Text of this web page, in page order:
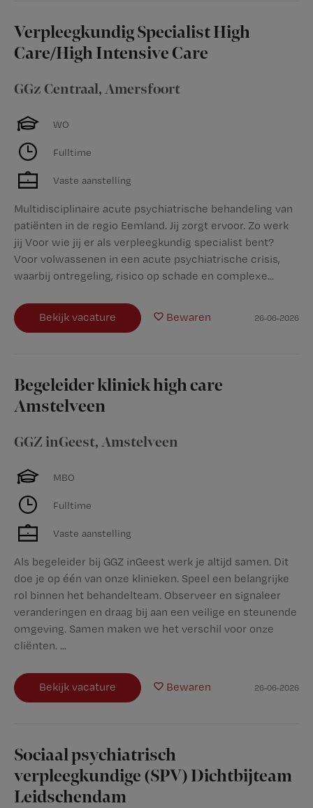
Verpleegkundig Specialist High
Care/High Intensive Care
GGz Centraal, Amersfoort
WO
Fulltime
Vaste aanstelling
Multidisciplinaire acute psychiatrische behandeling van
patiënten in de regio Eemland. Jij zorgt ervoor. Zo werk
jij Voor wie jij er als verpleegkundig specialist bent?
Voor volwassenen in een acute psychiatrische crisis,
waarbij ontregeling, risico op schade en complexe...
Bekijk vacature Bewaren 26-06-2026
Begeleider kliniek high care
Amstelveen
GGZ inGeest, Amstelveen
MBO
Fulltime
Vaste aanstelling
Als begeleider bij GGZ inGeest werk je altijd samen. Dit
doe je op één van onze klinieken. Speel een belangrijke
rol binnen het behandelteam. Observeer en signaleer
veranderingen en draag bij aan een veilige en steunende
omgeving. Samen maken we het verschil voor onze
cliënten. ...
Bekijk vacature Bewaren 26-06-2026
Sociaal psychiatrisch
verpleegkundige (SPV) Dichtbijteam
Leidschendam